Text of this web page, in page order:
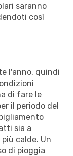
saranno
così
l'anno, quindi
di fare le
il periodo del
sia a
calde. Un
di pioggia